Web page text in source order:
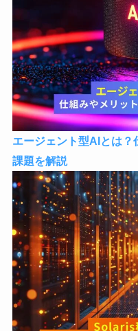
エージェント型AIとは？
課題を解説